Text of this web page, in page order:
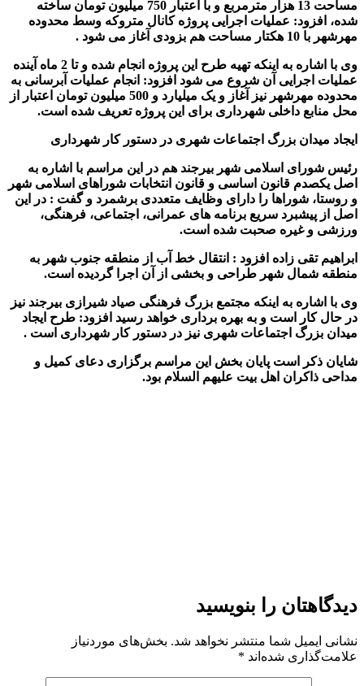
مساحت 13 هزار مترمربع و با اعتبار 750 میلیون تومان ساخته
شده، افزود: عملیات اجرایی پروژه کانال متروکه وسط محدوده
مهرشهر با 10 هکتار مساحت هم بزودی آغاز می شود
.
وی با اشاره به اینکه تهیه طرح این پروژه انجام شده و تا 2 ماه آینده
عملیات اجرایی آن شروع می شود افزود: انجام عملیات آبرسانی به
محدوده مهرشهر نیز آغاز و یک میلیارد و 500 میلیون تومان اعتبار از
محل منابع داخلی شهرداری برای این پروژه تعریف شده است.
ایجاد میدان بزرگ اجتماعات شهری در دستور کار شهرداری
رئیس شورای اسلامی شهر بیرجند هم در این مراسم با اشاره به
اصل یکصدم قانون اساسی و قانون انتخابات شوراهای اسلامی شهر
و روستا، شوراها را دارای وظایف متعددی برشمرد و گفت : در این
اصل از پیشبرد سریع برنامه های عمرانی، اجتماعی، فرهنگی،
ورزشی و غیره صحبت شده است.
ابراهیم تقی زاده افزود : انتقال خط آب از منطقه جنوب شهر به
منطقه شمال شهر طراحی و بخشی از آن اجرا گردیده است.
وی با اشاره به اینکه مجتمع بزرگ فرهنگی صیاد شیرازی بیرجند نیز
در حال کار است و به بهره برداری خواهد رسید افزود: طرح ایجاد
میدان بزرگ اجتماعات شهری نیز در دستور کار شهرداری است .
شایان ذکر است پایان بخش این مراسم برگزاری دعای کمیل و
مداحی ذاکران اهل بیت علیهم السلام بود.
دیدگاهتان را بنویسید
نشانی ایمیل شما منتشر نخواهد شد. بخش‌های موردنیاز
علامت‌گذاری شده‌اند *